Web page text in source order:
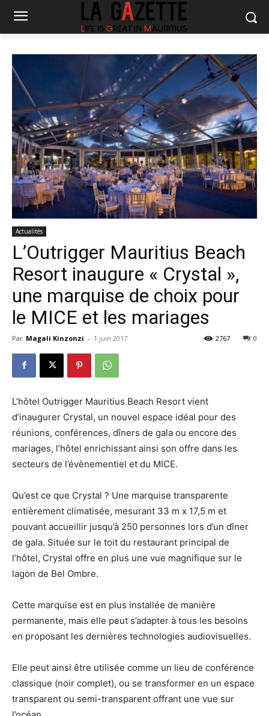
Actualités
L’Outrigger Mauritius Beach
Resort inaugure « Crystal »,
une marquise de choix pour
le MICE et les mariages
Par Magali Kinzonzi - 1 juin 2017 0
2767
L’hôtel Outrigger Mauritius Beach Resort vient
d’inaugurer Crystal, un nouvel espace idéal pour des
réunions, conférences, dîners de gala ou encore des
mariages, l’hôtel enrichissant ainsi son offre dans les
secteurs de l’évènementiel et du MICE.
Qu’est ce que Crystal ? Une marquise transparente
entièrement climatisée, mesurant 33 m x 17,5 m et
pouvant accueillir jusqu’à 250 personnes lors d’un dîner
de gala. Située sur le toit du restaurant principal de
l’hôtel, Crystal offre en plus une vue magnifique sur le
lagon de Bel Ombre.
Cette marquise est en plus installée de manière
permanente, mais elle peut s’adapter à tous les besoins
en proposant les dernières technologies audiovisuelles.
Elle peut ainsi être utilisée comme un lieu de conférence
classique (noir complet), ou se transformer en un espace
transparent ou semi-transparent offrant une vue sur